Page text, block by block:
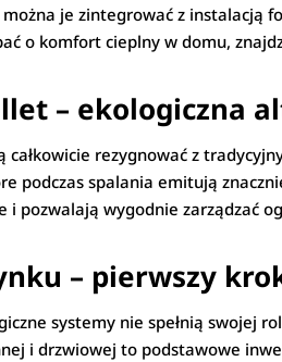
je zintegrować z instalacją
o komfort cieplny w domu,
– ekologiczna
całkowicie rezygnować z
podczas spalania emitują
i pozwalają wygodnie zarządzać
– pierwszy
systemy nie spełnią swojej
i drzwiowej to podstawowe